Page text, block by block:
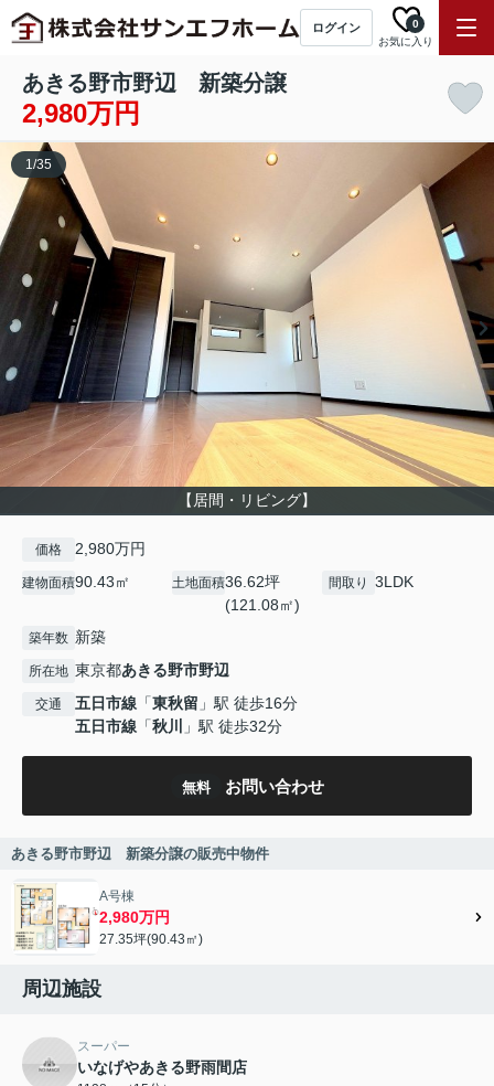
ログイン
お気に入り
0
あきる野市野辺 新築分譲
2,980万円
【居間・リビング】
1/35
価格 2,980万円
建物面積90.43㎡ 土地面積36.62坪
(121.08㎡)
間取り 3LDK
築年数 新築
所在地 東京都あきる野市野辺
交通 五日市線 「東秋留 」駅 徒歩16分
五日市線 「秋川 」駅 徒歩32分
無料 お問い合わせ
あきる野市野辺 新築分譲の販売中物件
A号棟
2,980万円
27.35坪(90.43㎡)
周辺施設
スーパー
いなげやあきる野雨間店